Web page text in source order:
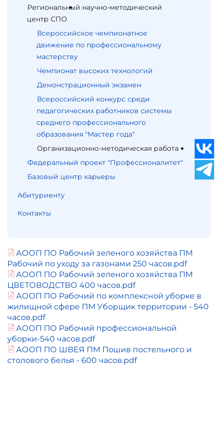
АООП ПО Рабочий зеленого хозяйства ПМ
Рабочий по уходу за газонами 250 часов.pdf
АООП ПО Рабочий зеленого хозяйства ПМ
ЦВЕТОВОДСТВО 400 часов.pdf
АООП ПО Рабочий по комплексной уборке в
жилищной сфере ПМ Уборщик территории - 540
часов.pdf
АООП ПО Рабочий профессиональной
уборки-540 часов.pdf
АООП ПО ШВЕЯ ПМ Пошив постельного и
столового белья - 600 часов.pdf
Региональный научно-методический
центр СПО
Всероссийское чемпионатное
движение по профессиональному
мастерству
Чемпионат высоких технологий
Демонстрационный экзамен
Всероссийский конкурс среди
педагогических работников системы
среднего профессионального
образования "Мастер года"
Организационно-методическая работа
Федеральный проект "Профессионалитет"
Базовый центр карьеры
Абитуриенту
Контакты